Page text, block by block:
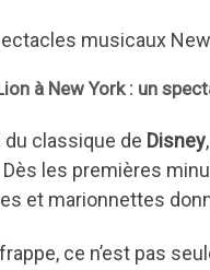
musicaux
à New York : un
du classique de Disney
les premières
et marionnettes
ce n’est pas